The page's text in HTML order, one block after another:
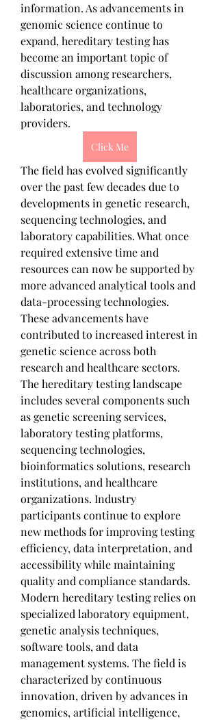
information. As advancements in
genomic science continue to
expand, hereditary testing has
become an important topic of
discussion among researchers,
healthcare organizations,
laboratories, and technology
providers.
Click Me
The field has evolved significantly
over the past few decades due to
developments in genetic research,
sequencing technologies, and
laboratory capabilities. What once
required extensive time and
resources can now be supported by
more advanced analytical tools and
data-processing technologies.
These advancements have
contributed to increased interest in
genetic science across both
research and healthcare sectors.
The hereditary testing landscape
includes several components such
as genetic screening services,
laboratory testing platforms,
sequencing technologies,
bioinformatics solutions, research
institutions, and healthcare
organizations. Industry
participants continue to explore
new methods for improving testing
efficiency, data interpretation, and
accessibility while maintaining
quality and compliance standards.
Modern hereditary testing relies on
specialized laboratory equipment,
genetic analysis techniques,
software tools, and data
management systems. The field is
characterized by continuous
innovation, driven by advances in
genomics, artificial intelligence,